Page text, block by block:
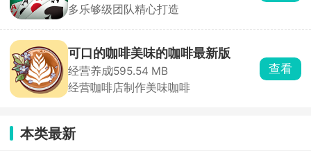
多乐够级团队精心打造
可口的咖啡美味的咖啡最新版
经营养成595.54 MB
经营咖啡店制作美味咖啡
查看
本类最新